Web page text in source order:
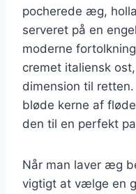
pocherede æg,
serveret på en
moderne
cremet italiensk
dimension til
bløde kerne af
den til en perfekt
Når man laver æg
vigtigt at vælge en